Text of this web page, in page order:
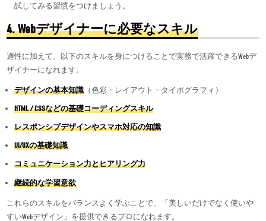
試してみる習慣をつけましょう。
4. Webデザイナーに必要なスキル
適性に加えて、以下のスキルを身につけることで実務で活躍できるWebデ
ザイナーになれます。
デザインの基本知識 （色彩・レイアウト・タイポグラフィ）
HTML / CSSなどの基礎コーディングスキル
レスポンシブデザインやスマホ対応の知識
UI/UXの基礎知識
コミュニケーション力とヒアリング力
継続的な学習意欲
これらのスキルをバランスよく学ぶことで、「美しいだけでなく使いや
すいWebデザイン」を提供できるプロになれます。